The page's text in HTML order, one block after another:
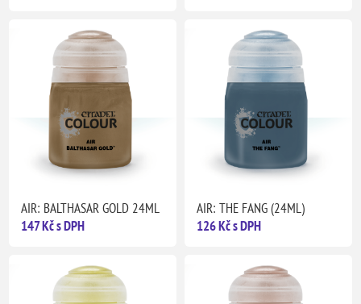
AIR: BALTHASAR GOLD 24ML
147 Kč s DPH
AIR: THE FANG (24ML)
126 Kč s DPH